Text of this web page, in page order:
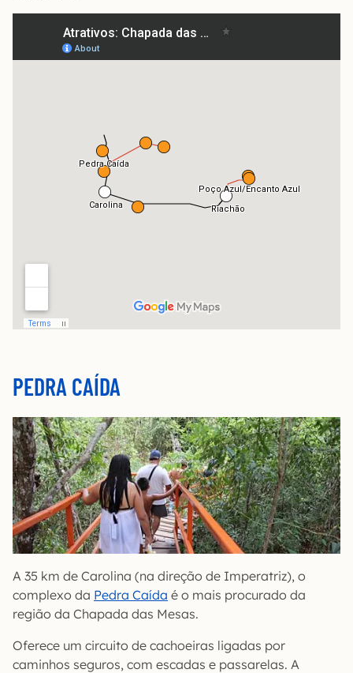
PEDRA CAÍDA
A 35 km de Carolina (na direção de Imperatriz), o
complexo da Pedra Caída é o mais procurado da
região da Chapada das Mesas.
Oferece um circuito de cachoeiras ligadas por
caminhos seguros, com escadas e passarelas. A